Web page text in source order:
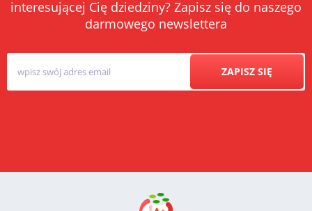
interesującej Cię dziedziny? Zapisz się do naszego
darmowego newslettera
ZAPISZ SIĘ